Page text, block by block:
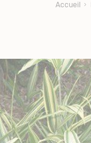
Accueil